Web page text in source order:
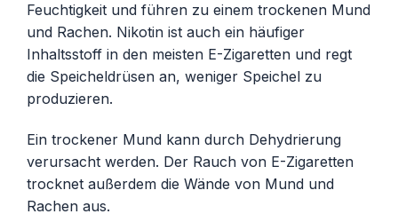
Feuchtigkeit und führen zu einem trockenen Mund
und Rachen. Nikotin ist auch ein häufiger
Inhaltsstoff in den meisten E-Zigaretten und regt
die Speicheldrüsen an, weniger Speichel zu
produzieren.
Ein trockener Mund kann durch Dehydrierung
verursacht werden. Der Rauch von E-Zigaretten
trocknet außerdem die Wände von Mund und
Rachen aus.